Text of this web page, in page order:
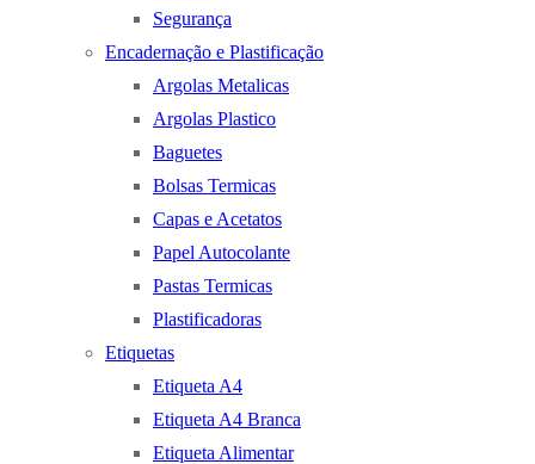
Segurança
Encadernação e Plastificação
Argolas Metalicas
Argolas Plastico
Baguetes
Bolsas Termicas
Capas e Acetatos
Papel Autocolante
Pastas Termicas
Plastificadoras
Etiquetas
Etiqueta A4
Etiqueta A4 Branca
Etiqueta Alimentar